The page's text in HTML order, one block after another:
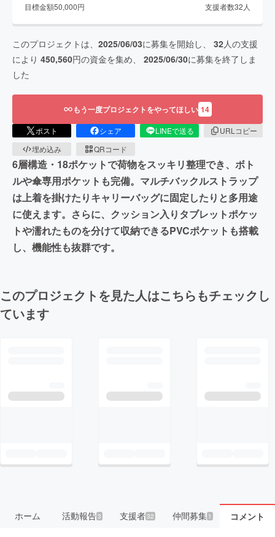
目標金額50,000円 支援者数32 人
このプロジェクトは、 2025/06/03に募集を開始し、 32人の支援
により 450,560円の資金を集め、 2025/06/30に募集を終了しま
した
もう一度プロジェクトをやってほしい 14
ポスト シェア LINEで送る
URLコピー
埋め込み
QRコード
6層構造・18ポケットで荷物をスッキリ整理でき、ボト
ルや傘専用ポケットも完備。マルチバックルストラップ
は上着を掛けたりキャリーバッグに固定したりと多用途
に使えます。さらに、クッション入りタブレットポケッ
トや濡れたものを分けて収納できるPVCポケットも搭載
し、機能性も抜群です。
このプロジェクトを見た人はこちらもチェックし
ています
ホーム 活動報告3 支援者32 仲間募集 1 コメント